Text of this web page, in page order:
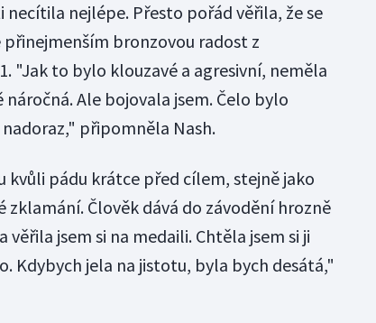
nejlépe. Přesto pořád věřila, že se
bronzovou radost z
"Jak to bylo klouzavé a agresivní, neměla
Ale bojovala jsem. Čelo bylo
připomněla Nash.
kvůli pádu krátce před cílem, stejně jako
Člověk dává do závodění hrozně
věřila jsem si na medaili. Chtěla jsem si ji
Kdybych jela na jistotu, byla bych desátá,"